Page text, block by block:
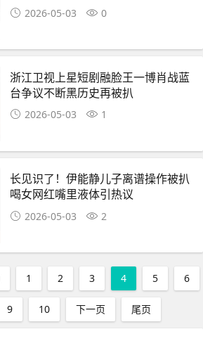
2026-05-03 0
浙江卫视上星短剧融脸王一博肖战蓝
台争议不断黑历史再被扒
2026-05-03 1
长见识了！伊能静儿子离谱操作被扒
喝女网红嘴里液体引热议
2026-05-03 2
1 2 3 4 5 6
9 10 下一页 尾页